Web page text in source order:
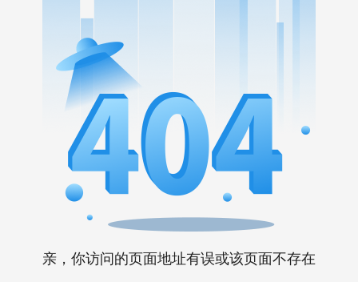
亲，你访问的页面地址有误或该页面不存在